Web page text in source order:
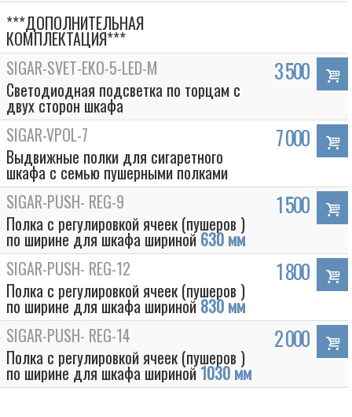
***ДОПОЛНИТЕЛЬНАЯ
КОМПЛЕКТАЦИЯ***
SIGAR-SVET-EKO-5-LED-M
Светодиодная подсветка по торцам с
двух сторон шкафа
3 500
SIGAR-VPOL-7
Выдвижные полки для сигаретного
шкафа с семью пушерными полками
7 000
SIGAR-PUSH- REG-9
Полка с регулировкой ячеек (пушеров )
по ширине для шкафа шириной630 мм
1 500
SIGAR-PUSH- REG-12
Полка с регулировкой ячеек (пушеров )
по ширине для шкафа шириной830 мм
1 800
SIGAR-PUSH- REG-14
Полка с регулировкой ячеек (пушеров )
по ширине для шкафа шириной1030 мм
2 000